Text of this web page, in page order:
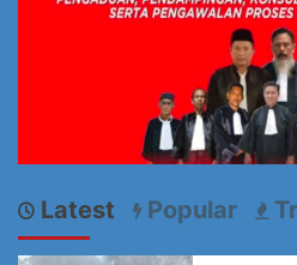
Latest Popular